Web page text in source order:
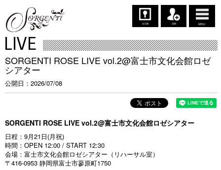
LOGIN JOIN MENU
LIVE
SORGENTI ROSE LIVE vol.2@富士市文化会館ロゼ
シアター
公開日 2026/07/08
SORGENTI ROSE LIVE vol.2@富士市文化会館ロゼシアター
日程：9月21日(月祝)
時間：OPEN 12:00 / START 12:30
会場：富士市文化会館ロゼシアター（リハーサル室）
〒416-0953 静岡県富士市蓼原町1750